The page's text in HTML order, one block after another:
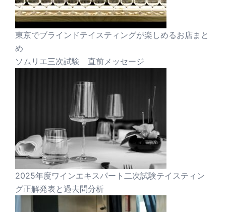
東京でブラインドテイスティングが楽しめるお店まと
め
ソムリエ三次試験 直前メッセージ
2025年度ワインエキスパート二次試験テイスティン
グ正解発表と過去問分析